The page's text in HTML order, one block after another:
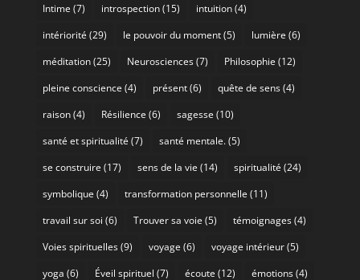
Intime (7) introspection(15) intuition(4)
intériorité (29) le pouvoir du moment(5) lumière (6)
méditation(25) Neurosciences(7) Philosophie (12)
pleine conscience (4) présent(6) quête de sens(4)
raison(4) Résilience (6) sagesse (10)
santé et spiritualité (7) santé mentale.(5)
se construire (17) sens de la vie (14) spiritualité (24)
symbolique (4) transformation personnelle (11)
travail sur soi (6) Trouver sa voie (5) témoignages(4)
Voies spirituelles(9) voyage (6) voyage intérieur(5)
yoga (6) Éveil spirituel (7) écoute (12) émotions(4)